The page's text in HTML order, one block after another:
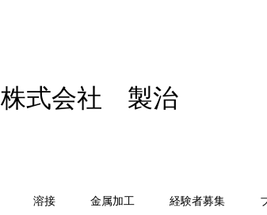
株式会社 製治
溶接 金属加工 経験者募集